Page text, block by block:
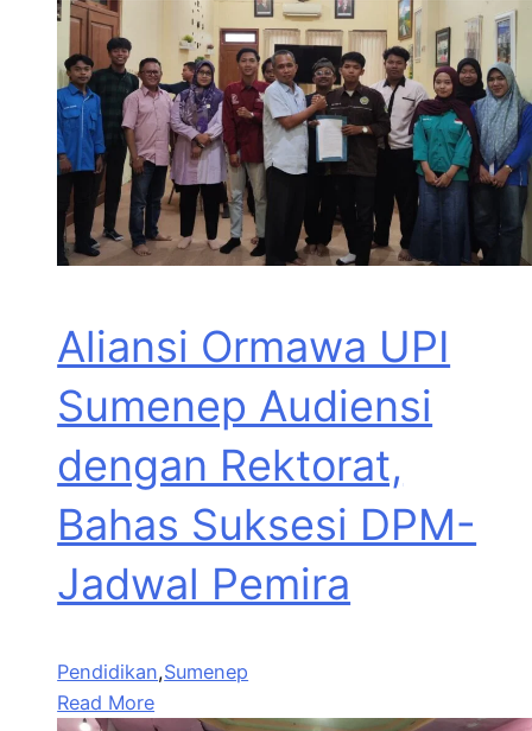
Aliansi Ormawa UPI
Sumenep Audiensi
dengan Rektorat,
Bahas Suksesi DPM-
Jadwal Pemira
Pendidikan,Sumenep
Read More